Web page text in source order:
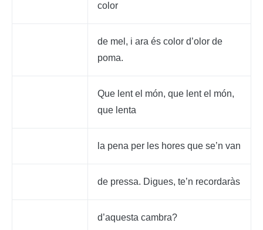
color
de mel, i ara és color d’olor de
poma.
Que lent el món, que lent el món,
que lenta
la pena per les hores que se’n van
de pressa. Digues, te’n recordaràs
d’aquesta cambra?